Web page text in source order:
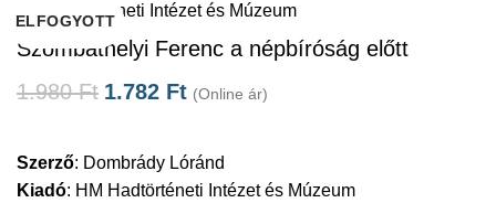
HM Hadtörténeti Intézet és Múzeum
Szombathelyi Ferenc a népbíróság előtt
1.980Ft 1.782 Ft (Online ár)
Szerző: Dombrády Lóránd
Kiadó: HM Hadtörténeti Intézet és Múzeum
ELFOGYOTT
ELFOGYOTT
ELFOGYOTT
ELFOGYOTT
ELFOGYOTT
ELFOGYOTT